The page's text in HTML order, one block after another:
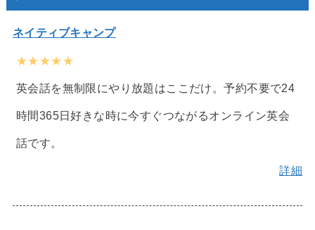
ネイティブキャンプ
★★★★★
英会話を無制限にやり放題はここだけ。予約不要で24
時間365日好きな時に今すぐつながるオンライン英会
話です。
詳細